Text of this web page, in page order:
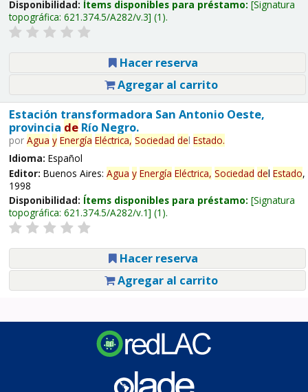
Disponibilidad: Ítems disponibles para préstamo: Signatura
topográfica: 621.374.5/A282/v.3 (1).
Hacer reserva
Agregar al carrito
Estación transformadora San Antonio Oeste,
provincia deRío Negro.
por Agua y Energía Eléctrica, Sociedad del Estado.
Idioma: Español
Editor: Buenos Aires: Agua y Energía Eléctrica, Sociedad del Estado,
1998
Disponibilidad: Ítems disponibles para préstamo: Signatura
topográfica: 621.374.5/A282/v.1 (1).
Hacer reserva
Agregar al carrito